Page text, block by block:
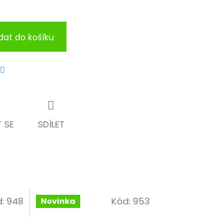
do košíku
SE SDÍLET
948 Novinka Kód: 953